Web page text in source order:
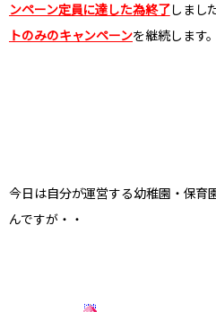
ンペーン定員に達した為終了しまし
トのみのキャンペーンを継続します。
今日は自分が運営する幼稚園・保育
んですが・・